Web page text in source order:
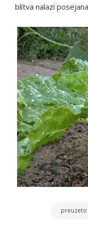
blitva nalazi
preuzeto